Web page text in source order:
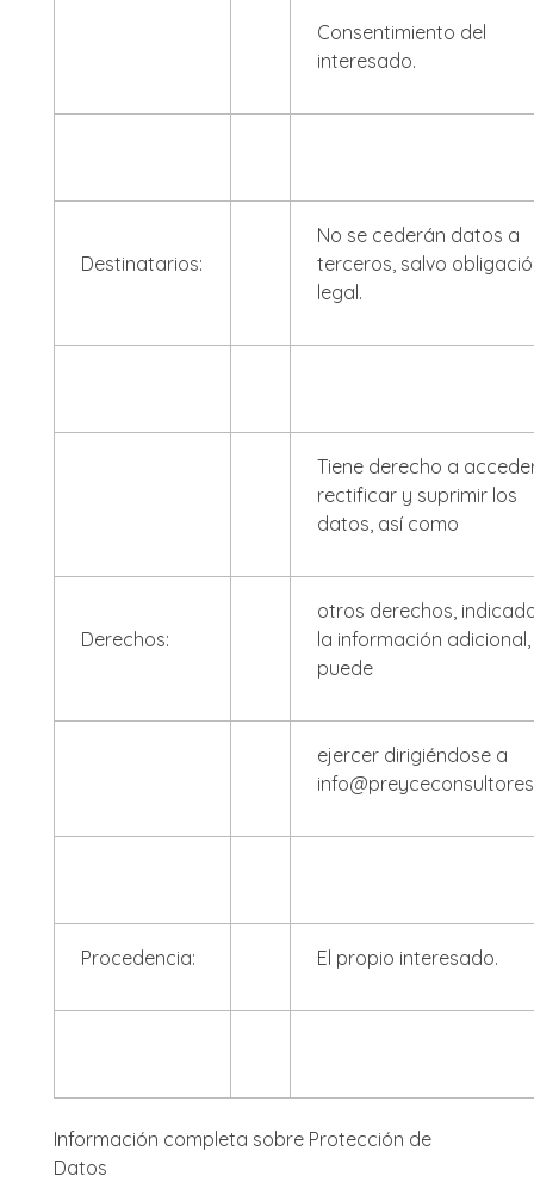
Consentimiento del
interesado.
Destinatarios:
No se cederán datos a
terceros, salvo
legal.
Tiene derecho a
rectificar y suprimir los
datos, así como
Derechos:
otros derechos,
la información
puede
ejercer dirigiéndose a
Procedencia: El propio interesado.
Información completa sobre Protección de
Datos